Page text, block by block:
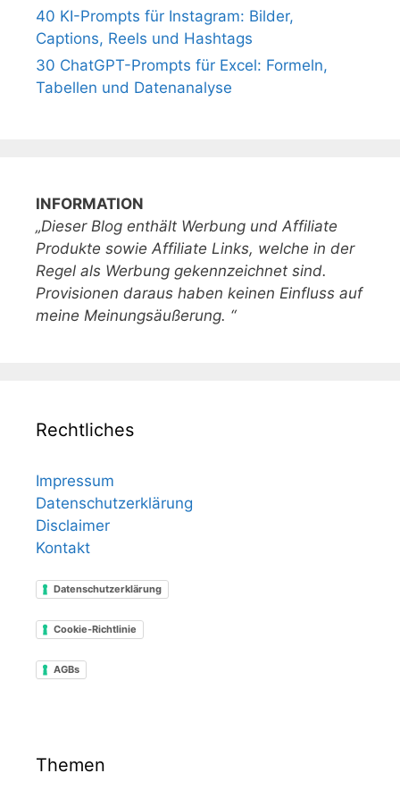
40 KI-Prompts für Instagram: Bilder,
Captions, Reels und Hashtags
30 ChatGPT-Prompts für Excel: Formeln,
Tabellen und Datenanalyse
INFORMATION
„Dieser Blog enthält Werbung und Affiliate
Produkte sowie Affiliate Links, welche in der
Regel als Werbung gekennzeichnet sind.
Provisionen daraus haben keinen Einfluss auf
meine Meinungsäußerung. “
Rechtliches
Impressum
Datenschutzerklärung
Disclaimer
Kontakt
Datenschutzerklärung
Cookie-Richtlinie
AGBs
Themen